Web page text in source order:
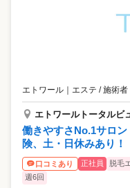
エトワール ｜ エステ / 施術者
エトワールトータル
働きやすさNo.1サロ
険、土・日休みあり！
口コミあり 正社員 脱毛
週6回